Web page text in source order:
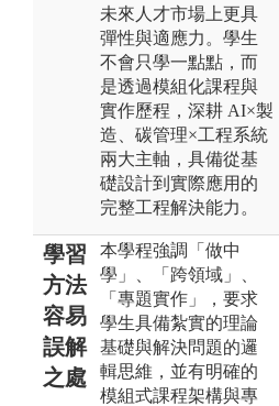
未來人才市場上更具
彈性與適應力。學生
不會只學一點點，而
是透過模組化課程與
實作歷程，深耕 AI×製
造、碳管理×工程系統
兩大主軸，具備從基
礎設計到實際應用的
完整工程解決能力。
學習
方法
容易
誤解
之處
本學程強調「做中
學」、「跨領域」、
「專題實作」，要求
學生具備紮實的理論
基礎與解決問題的邏
輯思維，並有明確的
模組式課程架構與專